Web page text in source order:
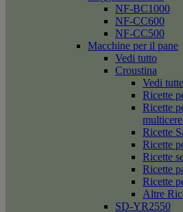
NF-BC1000
NF-CC600
NF-CC500
Macchine per il pane
Vedi tutto
Croustina
Vedi
Ricette
Ricette
Ricette
Ricette
Ricette
Ricette
Ricette
Altre
SD-YR2550